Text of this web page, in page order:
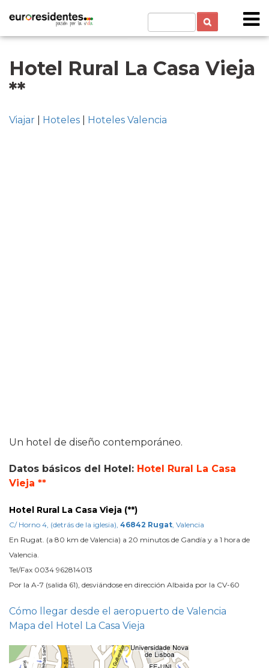
Hotel Rural La Casa Vieja
**
Viajar Hoteles Hoteles Valencia
Un hotel de diseño contemporáneo.
Datos básicos del Hotel: Hotel Rural La Casa
Vieja **
Hotel Rural La Casa Vieja (**)
C/ Horno 4, (detrás de la iglesia), 46842 Rugat , Valencia
En Rugat. (a 80 km de Valencia) a 20 minutos de Gandía y a 1 hora de
Valencia.
Tel/Fax 0034 962814013
Por la A-7 (salida 61), desviándose en dirección Albaida por la CV-60
Cómo llegar desde el aeropuerto de Valencia
Mapa del Hotel La Casa Vieja